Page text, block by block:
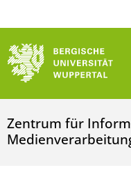
Zentrum für